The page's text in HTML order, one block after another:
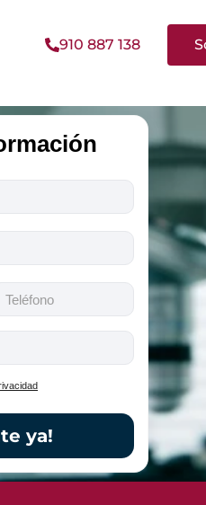
910 887 138
ya!